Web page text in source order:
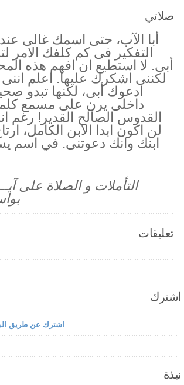
صلاتي
أبا الآب، حتى اسمك غالى
التفكير فى كم كلفك الامر
أبى. لا استطيع ان افهم هذه
لكننى اشكرك عليها. اعلم
ادعوك أبى، لكنها تبدو
داخلى يرن على مسمع
القدوس الصالح القدير! رغم
لن اكون ابدا الابن الكامل،
ابنك وانك دعوتنى. في اسم
التأملات و الصلاة على
تعليقات
اشترك
اشترك عن طريق
نبذة